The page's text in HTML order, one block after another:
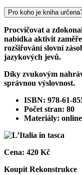
Pro koho je kniha
Procvičovat a
nabídka aktivit
rozšiřování slovní
jazykových jevů.
Díky zvukovým
správnou výslovnost.
ISBN: 978-61-
Počet stran: 80
Materiály:
Cena: 420 Kč
KoupitRekonstrukce